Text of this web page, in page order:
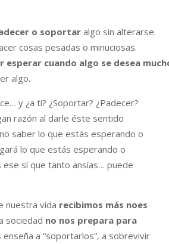
o soportaralgo sin alterarse.
cosas pesadas o minuciosas.
esperar cuando algo se desea
algo.
y ¿a ti? ¿Soportar? ¿Padecer?
razón al darle éste sentido
saber lo que estás esperando o
lo que estás esperando o
ese sí que tanto ansías… puede
nuestra vida recibimos más noes
sociedad no nos prepara para
enseña a “soportarlos”, a sobrevivir